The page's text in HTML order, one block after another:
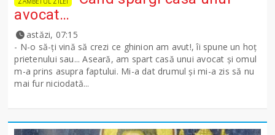
avocat…
astăzi, 07:15
- N-o să-ţi vină să crezi ce ghinion am avut!, îi spune un hoţ
prietenului sau... Aseară, am spart casă unui avocat şi omul
m-a prins asupra faptului. Mi-a dat drumul şi mi-a zis să nu
mai fur niciodată...